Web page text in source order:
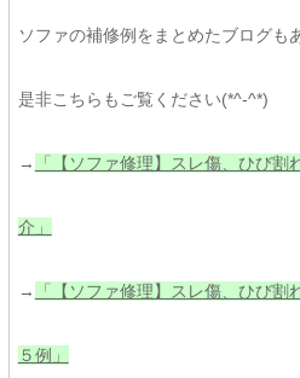
ソファの補修例をまとめたブログも
是非こちらもご覧ください(*^-^*)
→ 「【ソファ修理】スレ傷、ひび
介」
→ 「【ソファ修理】スレ傷、ひび
５例」